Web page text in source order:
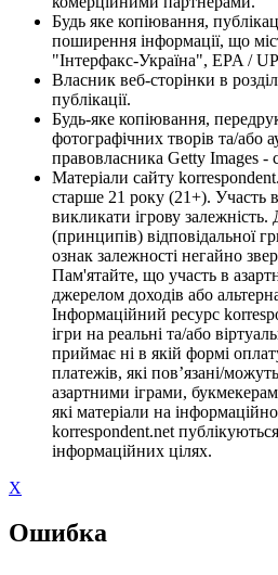
Будь яке копіювання,
поширення інформації, що
"Інтерфакс-Україна", EPA /
Власник веб-сторінки в
публікації.
Будь-яке копіювання,
фотографічних творів та/або
правовласника Getty Images -
Матеріали сайту
старше 21 року (21+). Участь
викликати ігрову
(принципів) відповідальної
ознак залежності негайно
Пам'ятайте, що участь в
джерелом доходів або
Інформаційний ресурс
ігри на реальні та/або
приймає ні в якій формі
платежів, які пов’язані/
азартними іграми,
які матеріали на
korrespondent.net
інформаційних цілях.
X
Ошибка